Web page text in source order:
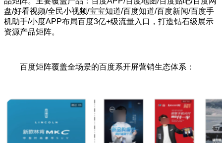
盘/好看视频/全民小视频/宝宝知道/百度知道/百度新闻/百度手
机助手/小度APP布局百度3亿+级流量入口，打造钻石级展示
资源产品矩阵。
百度矩阵覆盖全场景的百度系开屏营销生态体系：